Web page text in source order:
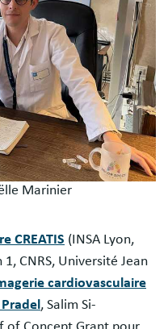
Marinier
CREATIS (INSA Lyon,
CNRS, Université Jean
cardiovasculaire
, Salim Si-